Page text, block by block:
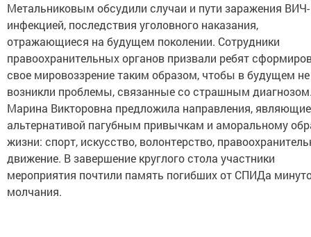
Метальниковым обсудили случаи и пути заражения ВИЧ-
инфекцией, последствия уголовного наказания,
отражающиеся на будущем поколении. Сотрудники
правоохранительных органов призвали ребят
свое мировоззрение таким образом, чтобы в будущем не
возникли проблемы, связанные со страшным
Марина Викторовна предложила направления,
альтернативой пагубным привычкам и аморальному
жизни: спорт, искусство, волонтерство,
движение. В завершение круглого стола участники
мероприятия почтили память погибших от СПИДа
молчания.